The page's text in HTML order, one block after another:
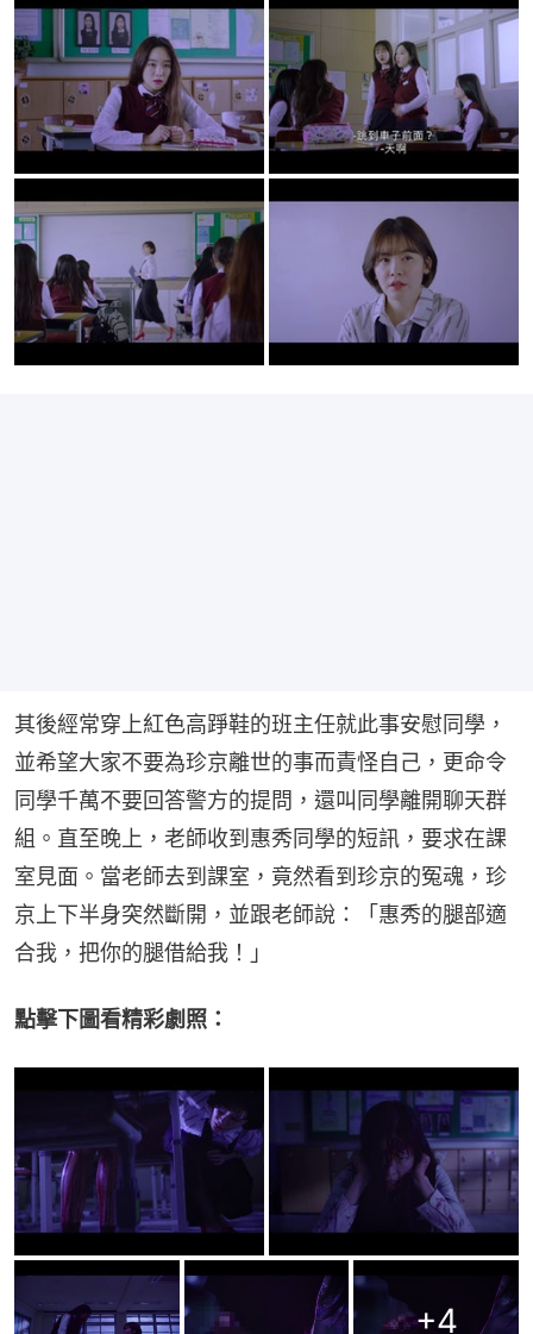
其後經常穿上紅色高踭鞋的班主任就此事安慰同學，
並希望大家不要為珍京離世的事而責怪自己，更命令
同學千萬不要回答警方的提問，還叫同學離開聊天群
組。直至晚上，老師收到惠秀同學的短訊，要求在課
室見面。當老師去到課室，竟然看到珍京的冤魂，珍
京上下半身突然斷開，並跟老師說：「惠秀的腿部適
合我，把你的腿借給我！」
點擊下圖看精彩劇照：
+4